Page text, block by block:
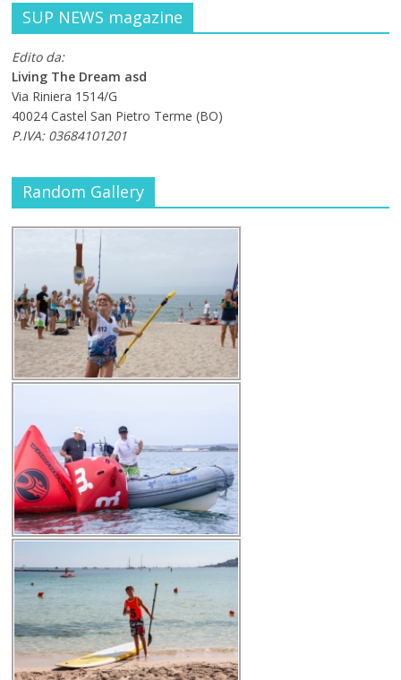
SUP NEWS magazine
Edito da:
Living The Dream asd
Via Riniera 1514/G
40024 Castel San Pietro Terme (BO)
P.IVA: 03684101201
Random Gallery